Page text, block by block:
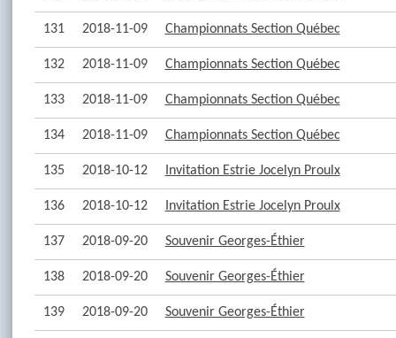
131 2018-11-09 Championnats Section Québec
132 2018-11-09 Championnats Section Québec
133 2018-11-09 Championnats Section Québec
134 2018-11-09 Championnats Section Québec
135 2018-10-12 Invitation Estrie Jocelyn Proulx
136 2018-10-12 Invitation Estrie Jocelyn Proulx
137 2018-09-20 Souvenir Georges-Éthier
138 2018-09-20 Souvenir Georges-Éthier
139 2018-09-20 Souvenir Georges-Éthier